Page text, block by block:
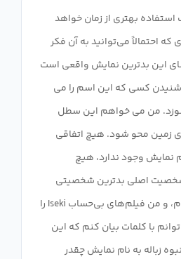
بهتری از زمان خواهد
احتمالاً می‌توانید به آن فکر
این بدترین نمایش واقعی است
شنیدن کسی که این اسم را می
من می خواهم این سطل
زمین محو شود. هیچ اتفاقی
نمایش وجود ندارد، هیچ
اصلی بدترین شخصیتی
است که تا به حال دیده‌ام، و من فیلم‌های بی‌حساب Iseki را
با کلمات بیان کنم که این
زباله به نام نمایش چقدر